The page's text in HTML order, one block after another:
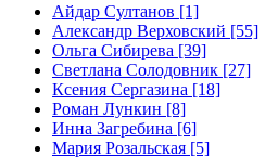
Айдар Султанов [1]
Александр Верховский [55]
Ольга Сибирева [39]
Светлана Солодовник [27]
Ксения Сергазина [18]
Роман Лункин [8]
Инна Загребина [6]
Мария Розальская [5]